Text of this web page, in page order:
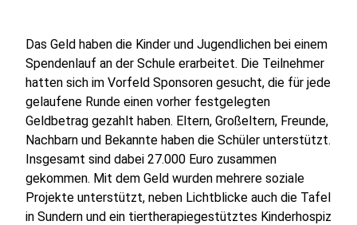
Das Geld haben die Kinder und Jugendlichen bei einem
Spendenlauf an der Schule erarbeitet. Die Teilnehmer
hatten sich im Vorfeld Sponsoren gesucht, die für jede
gelaufene Runde einen vorher festgelegten
Geldbetrag gezahlt haben. Eltern, Großeltern, Freunde,
Nachbarn und Bekannte haben die Schüler unterstützt.
Insgesamt sind dabei 27.000 Euro zusammen
gekommen. Mit dem Geld wurden mehrere soziale
Projekte unterstützt, neben Lichtblicke auch die Tafel
in Sundern und ein tiertherapiegestütztes Kinderhospiz